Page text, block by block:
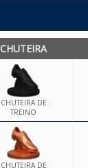
CHUTEIRA
CHUTEIRA DE
TREINO
CHUTEIRA DE